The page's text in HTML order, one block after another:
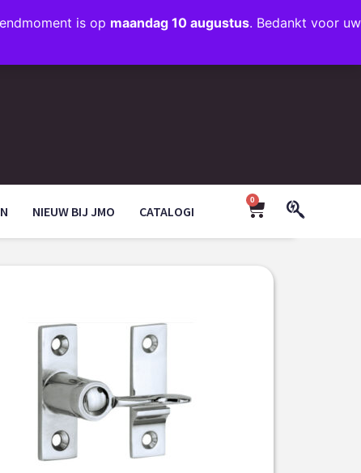
is op maandag 10 augustus. Bedankt voor uw
INFO@JMODESIGN.NL
+31 (0)35 203 1663
NIEUW BIJ JMO CATALOGI
0